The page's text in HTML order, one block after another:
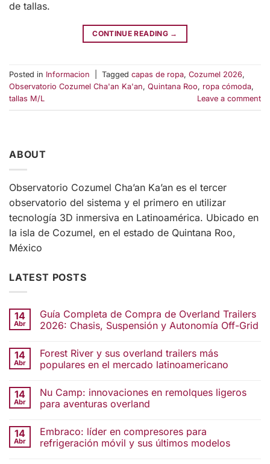
de tallas.
CONTINUE READING →
Posted in Informacion Tagged capas de ropa, Cozumel 2026,
Observatorio Cozumel Cha'an Ka'an, Quintana Roo, ropa cómoda,
tallas M/L
Leave a comment
ABOUT
Observatorio Cozumel Cha’an Ka’an es el tercer
observatorio del sistema y el primero en utilizar
tecnología 3D inmersiva en Latinoamérica. Ubicado en
la isla de Cozumel, en el estado de Quintana Roo,
México
LATEST POSTS
14
Abr
Guía Completa de Compra de Overland Trailers
2026: Chasis, Suspensión y Autonomía Off-Grid
14
Abr
Forest River y sus overland trailers más
populares en el mercado latinoamericano
14
Abr
Nu Camp: innovaciones en remolques ligeros
para aventuras overland
14
Abr
Embraco: líder en compresores para
refrigeración móvil y sus últimos modelos